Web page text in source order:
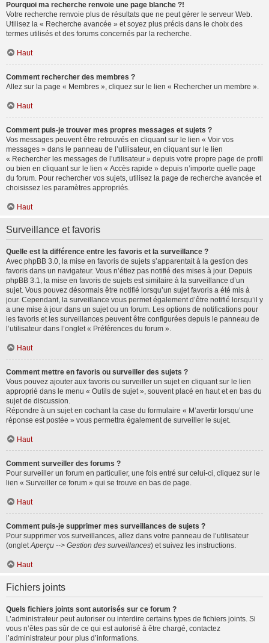
Pourquoi ma recherche renvoie une page blanche ?!
Votre recherche renvoie plus de résultats que ne peut gérer le serveur Web.
Utilisez la « Recherche avancée » et soyez plus précis dans le choix des
termes utilisés et des forums concernés par la recherche.
Haut
Comment rechercher des membres ?
Allez sur la page « Membres », cliquez sur le lien « Rechercher un membre ».
Haut
Comment puis-je trouver mes propres messages et sujets ?
Vos messages peuvent être retrouvés en cliquant sur le lien « Voir vos
messages » dans le panneau de l’utilisateur, en cliquant sur le lien
« Rechercher les messages de l’utilisateur » depuis votre propre page de profil
ou bien en cliquant sur le lien « Accès rapide » depuis n’importe quelle page
du forum. Pour rechercher vos sujets, utilisez la page de recherche avancée et
choisissez les paramètres appropriés.
Haut
Surveillance et favoris
Quelle est la différence entre les favoris et la surveillance ?
Avec phpBB 3.0, la mise en favoris de sujets s’apparentait à la gestion des
favoris dans un navigateur. Vous n’étiez pas notifié des mises à jour. Depuis
phpBB 3.1, la mise en favoris de sujets est similaire à la surveillance d’un
sujet. Vous pouvez désormais être notifié lorsqu’un sujet favoris a été mis à
jour. Cependant, la surveillance vous permet également d’être notifié lorsqu’il y
a une mise à jour dans un sujet ou un forum. Les options de notifications pour
les favoris et les surveillances peuvent être configurées depuis le panneau de
l’utilisateur dans l’onglet « Préférences du forum ».
Haut
Comment mettre en favoris ou surveiller des sujets ?
Vous pouvez ajouter aux favoris ou surveiller un sujet en cliquant sur le lien
approprié dans le menu « Outils de sujet », souvent placé en haut et en bas du
sujet de discussion.
Répondre à un sujet en cochant la case du formulaire « M’avertir lorsqu’une
réponse est postée » vous permettra également de surveiller le sujet.
Haut
Comment surveiller des forums ?
Pour surveiller un forum en particulier, une fois entré sur celui-ci, cliquez sur le
lien « Surveiller ce forum » qui se trouve en bas de page.
Haut
Comment puis-je supprimer mes surveillances de sujets ?
Pour supprimer vos surveillances, allez dans votre panneau de l’utilisateur
(ongletAperçu --> Gestion des surveillances) et suivez les instructions.
Haut
Fichiers joints
Quels fichiers joints sont autorisés sur ce forum ?
L’administrateur peut autoriser ou interdire certains types de fichiers joints. Si
vous n’êtes pas sûr de ce qui est autorisé à être chargé, contactez
l’administrateur pour plus d’informations.